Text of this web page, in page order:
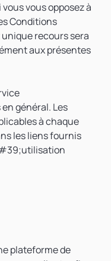
vous opposez à
Conditions
recours sera
aux présentes
général. Les
à chaque
les liens fournis
plateforme de